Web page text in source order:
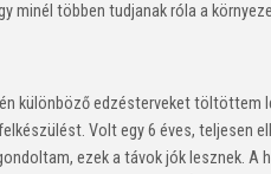
minél többen tudjanak róla a
különböző edzésterveket töltöttem
Volt egy 6 éves, teljesen
ezek a távok jók lesznek.